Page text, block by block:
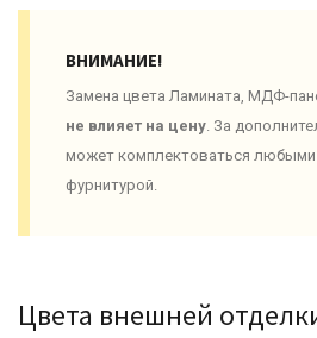
ВНИМАНИЕ!
Замена цвета Ламината, МДФ-
не влияет на цену. За
может комплектоваться любыми
фурнитурой.
Цвета внешней